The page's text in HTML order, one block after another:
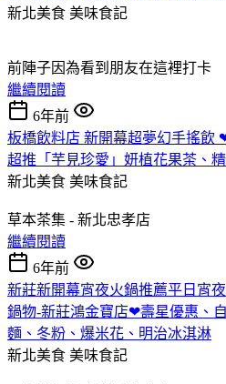
新北美食 美味食記
前陣子因為看到朋友在這裡打卡
繼續閱讀
6年前
板橋飲料店 新開幕超夢幻手搖飲
超推「芋見珍愛」妍植花果茶、
新北美食 美味食記
草本茶集 - 新北忠孝店
繼續閱讀
6年前
新莊新開幕宵夜火鍋推薦平日宵
鍋物-新莊鴻金寶店❤壽星優惠、
麵、冬粉、爆米花、明治冰淇淋
新北美食 美味食記